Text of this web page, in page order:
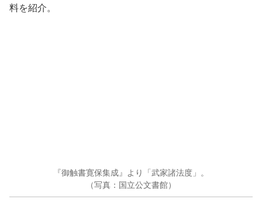
料を紹介。
『御触書寛保集成』より「武家諸法度」。
（写真：国立公文書館）